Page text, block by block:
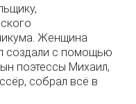
Женщина
создали с помощью
поэтессы Михаил,
собрал всё в